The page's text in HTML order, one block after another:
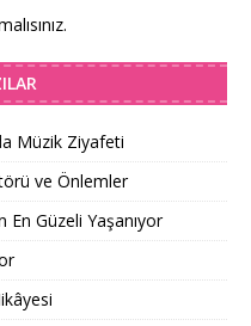
.
Müzik Ziyafeti
ve Önlemler
Güzeli Yaşanıyor